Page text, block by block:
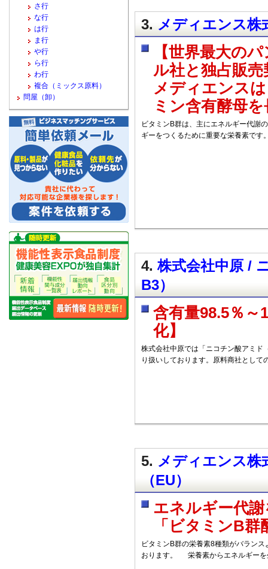
3. メディエンス株
【世界最大の
ル社と独占販
メディエンス
ミン含有酵母
ビタミンB群は、主にエネルギー代謝
ギーをつくるために重要な栄養素です
4.株式会社中原 /
B3）
含有量98.5％～
化】
株式会社中原では「ニコチン酸アミド
り扱いしております。原料商社として
5. メディエンス株
（EU）
エネルギー代
「ビタミンB群
ビタミンB群の栄養素8種類がバラン
おります。 栄養素からエネルギーを
さ行
な行
は行
ま行
や行
ら行
わ行
複合（ミックス原料）
問屋（卸）